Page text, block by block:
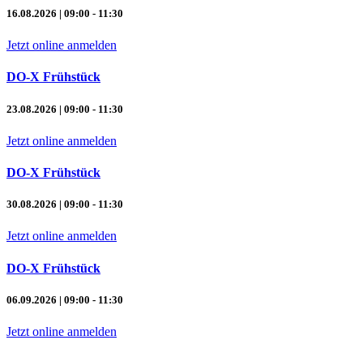
16.08.2026 | 09:00 - 11:30
Jetzt online anmelden
DO-X Frühstück
23.08.2026 | 09:00 - 11:30
Jetzt online anmelden
DO-X Frühstück
30.08.2026 | 09:00 - 11:30
Jetzt online anmelden
DO-X Frühstück
06.09.2026 | 09:00 - 11:30
Jetzt online anmelden